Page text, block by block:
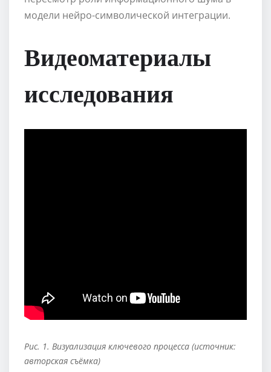
модели нейро-символической интеграции.
Видеоматериалы
исследования
Рис. 1. Визуализация ключевого процесса (источник:
авторская съёмка)